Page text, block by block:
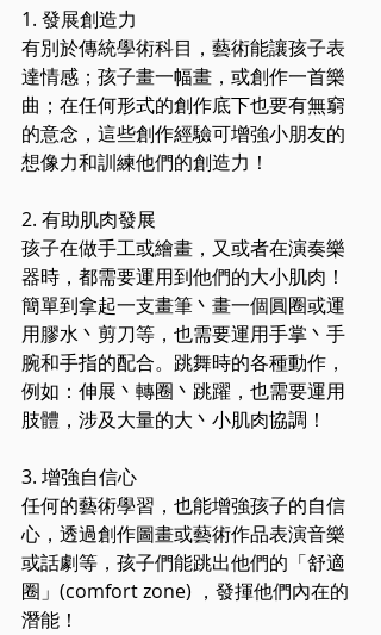
1. 發展創造力
有別於傳統學術科目，藝術能讓孩子表
達情感；孩子畫一幅畫，或創作一首樂
曲；在任何形式的創作底下也要有無窮
的意念，這些創作經驗可增強小朋友的
想像力和訓練他們的創造力！
2. 有助肌肉發展
孩子在做手工或繪畫，又或者在演奏樂
器時，都需要運用到他們的大小肌肉！
簡單到拿起一支畫筆丶畫一個圓圈或運
用膠水丶剪刀等，也需要運用手掌丶手
腕和手指的配合。跳舞時的各種動作，
例如：伸展丶轉圈丶跳躍，也需要運用
肢體，涉及大量的大丶小肌肉協調！
3. 增強自信心
任何的藝術學習，也能增強孩子的自信
心，透過創作圖畫或藝術作品表演音樂
或話劇等，孩子們能跳出他們的「舒適
圈」(comfort zone) ，發揮他們內在的
潛能！